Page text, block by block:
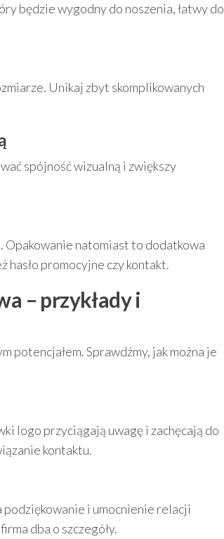
będzie wygodny do noszenia, łatwy do
Unikaj zbyt skomplikowanych
spójność wizualną i zwiększy
Opakowanie natomiast to dodatkowa
promocyjne czy kontakt.
– przykłady i
potencjałem. Sprawdźmy, jak można je
logo przyciągają uwagę i zachęcają do
kontaktu.
podziękowanie i umocnienie relacji
dba o szczegóły.